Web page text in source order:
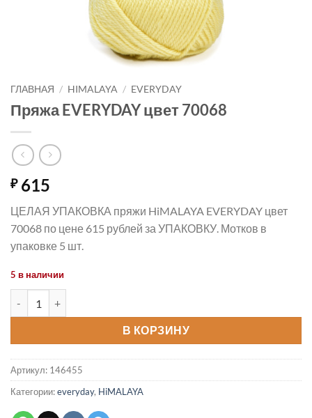
ГЛАВНАЯ / HIMALAYA / EVERYDAY
Пряжа EVERYDAY цвет 70068
₽615
ЦЕЛАЯ УПАКОВКА пряжи HiMALAYA EVERYDAY цвет
70068 по цене 615 рублей за УПАКОВКУ. Мотков в
упаковке 5 шт.
5 в наличии
В КОРЗИНУ
Артикул: 146455
Категории:everyday, HiMALAYA